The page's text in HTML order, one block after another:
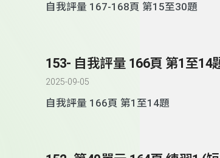
自我評量 167-168頁 第15至30題
153- 自我評量 166頁 第1至14
2025-09-05
自我評量 166頁 第1至14題